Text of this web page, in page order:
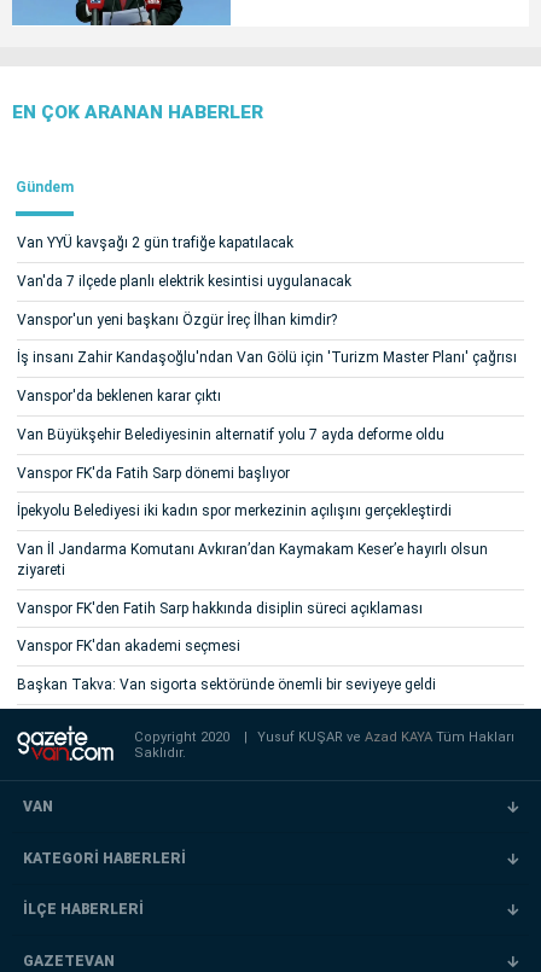
EN ÇOK ARANAN HABERLER
Gündem
Van YYÜ kavşağı 2 gün trafiğe kapatılacak
Van'da 7 ilçede planlı elektrik kesintisi uygulanacak
Vanspor'un yeni başkanı Özgür İreç İlhan kimdir?
İş insanı Zahir Kandaşoğlu'ndan Van Gölü için 'Turizm Master Planı' çağrısı
Vanspor'da beklenen karar çıktı
Van Büyükşehir Belediyesinin alternatif yolu 7 ayda deforme oldu
Vanspor FK'da Fatih Sarp dönemi başlıyor
İpekyolu Belediyesi iki kadın spor merkezinin açılışını gerçekleştirdi
Van İl Jandarma Komutanı Avkıran’dan Kaymakam Keser’e hayırlı olsun
ziyareti
Vanspor FK'den Fatih Sarp hakkında disiplin süreci açıklaması
Vanspor FK'dan akademi seçmesi
Başkan Takva: Van sigorta sektöründe önemli bir seviyeye geldi
Copyright 2020 | Yusuf KUŞAR veAzad KAYATüm Hakları
Saklıdır.
VAN
KATEGORİ HABERLERİ
İLÇE HABERLERİ
GAZETEVAN